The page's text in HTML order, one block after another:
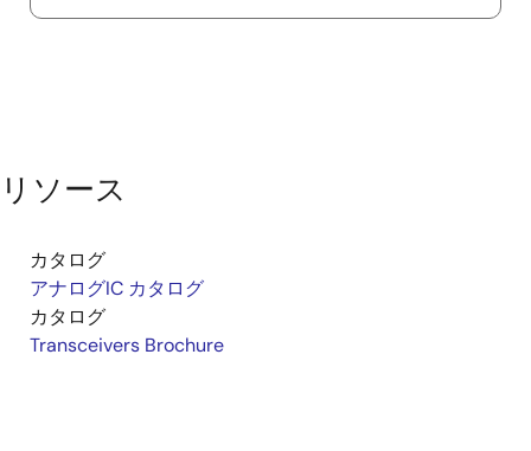
リソース
カタログ
アナログIC カタログ
カタログ
Transceivers Brochure